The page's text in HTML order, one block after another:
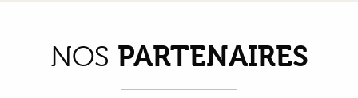
NOS PARTENAIRES